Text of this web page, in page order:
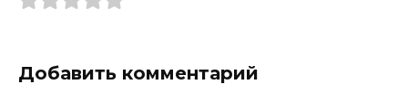
Добавить комментарий